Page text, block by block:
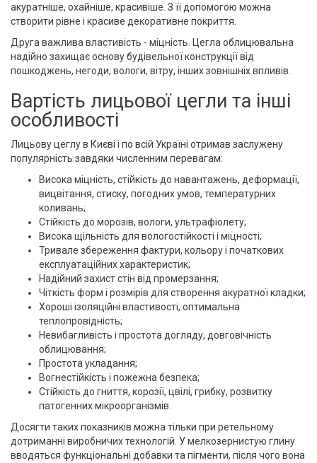
акуратніше, охайніше, красивіше. З її допомогою можна
створити рівне і красиве декоративне покриття.
Друга важлива властивість - міцність. Цегла облицювальна
надійно захищає основу будівельної конструкції від
пошкоджень, негоди, вологи, вітру, інших зовнішніх впливів.
Вартість лицьової цегли та інші
особливості
Лицьову цеглу в Києві і по всій Україні отримав заслужену
популярність завдяки численним перевагам:
Висока міцність, стійкість до навантажень, деформації,
вицвітання, стиску, погодних умов, температурних
коливань;
Стійкість до морозів, вологи, ультрафіолету;
Висока щільність для вологостійкості і міцності;
Тривале збереження фактури, кольору і початкових
експлуатаційних характеристик;
Надійний захист стін від промерзання;
Чіткість форм і розмірів для створення акуратної кладки;
Хороші ізоляційні властивості, оптимальна
теплопровідність;
Невибагливість і простота догляду, довговічність
облицювання;
Простота укладання;
Вогнестійкість і пожежна безпека;
Стійкість до гниття, корозії, цвілі, грибку, розвитку
патогенних мікроорганізмів.
Досягти таких показників можна тільки при ретельному
дотриманні виробничих технологій. У мелкозернистую глину
вводяться функціональні добавки та пігменти, після чого вона